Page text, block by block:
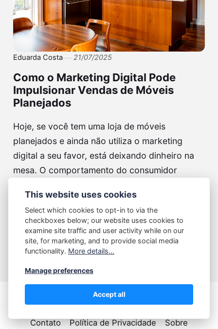
Eduarda Costa 21/07/2025
Como o Marketing Digital Pode
Impulsionar Vendas de Móveis
Planejados
Hoje, se você tem uma loja de móveis
planejados e ainda não utiliza o marketing
digital a seu favor, está deixando dinheiro na
mesa. O comportamento do consumidor
começa a busca por móveis novos na internet.
Por…
Continue lendo...
Contato Política de Privacidade Sobre
This website uses cookies
Select which cookies to opt-in to via the
checkboxes below; our website uses cookies to
examine site traffic and user activity while on our
site, for marketing, and to provide social media
functionality. More details...
Manage preferences
Accept all